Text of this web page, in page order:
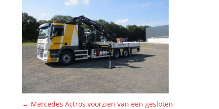
← Mercedes Actros voorzien van een gesloten